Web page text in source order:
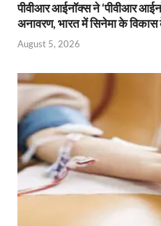
पीवीआर आईनॉक्स ने ‘पीवीआर
अनावरण, भारत में सिनेमा के
August 5, 2026